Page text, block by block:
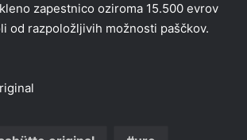
zapestnico oziroma 15.500 evrov
od razpoložljivih možnosti paščkov.